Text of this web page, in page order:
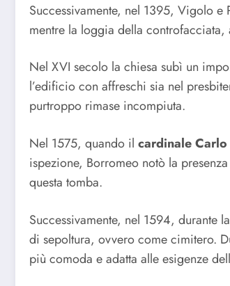
Successivamente, nel 1395, Vigolo
mentre la loggia della controfacciata,
Nel XVI secolo la chiesa subì un
l’edificio con affreschi sia nel
purtroppo rimase incompiuta.
Nel 1575, quando il cardinale
ispezione, Borromeo notò la
questa tomba.
Successivamente, nel 1594, durante
di sepoltura, ovvero come cimitero.
più comoda e adatta alle esigenze